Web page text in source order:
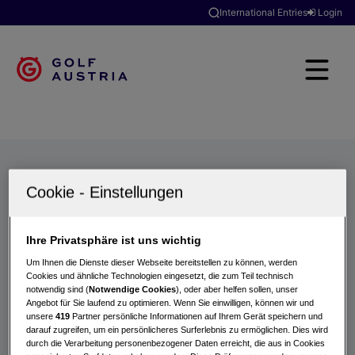
International Entries Login
Turniere
Ihre Privatsphäre ist uns wichtig
Um Ihnen die Dienste dieser Webseite bereitstellen zu können, werden
Cookies und ähnliche Technologien eingesetzt, die zum Teil technisch
notwendig sind (Notwendige Cookies), oder aber helfen sollen, unser
Angebot für Sie laufend zu optimieren. Wenn Sie einwilligen, können wir und
unsere419 Partner persönliche Informationen auf Ihrem Gerät speichern und
darauf zugreifen, um ein persönlicheres Surferlebnis zu ermöglichen. Dies wird
durch die Verarbeitung personenbezogener Daten erreicht, die aus in Cookies